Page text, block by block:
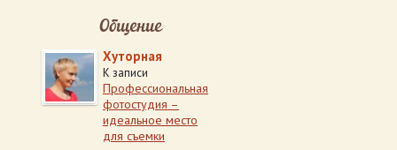
Общение
Хуторная
К записи
Профессиональная
фотостудия –
идеальное место
для съемки